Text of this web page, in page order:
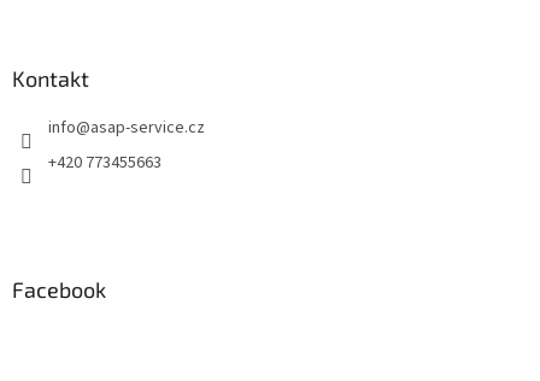
Kontakt
info@asap-service.cz
+420 773455663
Facebook